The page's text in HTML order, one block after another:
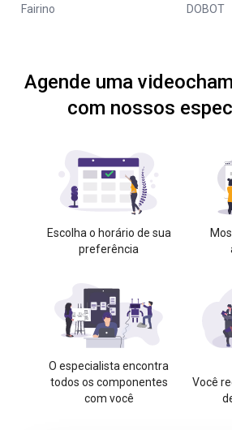
Fairino DOBOT
Agende uma
com nossos
Escolha o horário de sua
preferência
O especialista encontra
todos os componentes
com você
Você